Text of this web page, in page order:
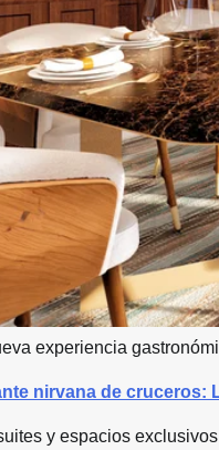
experiencia
nirvana de cruceros:
y espacios